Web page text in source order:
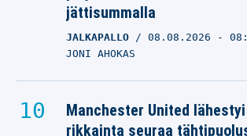
jättisummalla
JALKAPALLO 08.08.2026 -
JONI AHOKAS
Manchester United
rikkainta seuraa